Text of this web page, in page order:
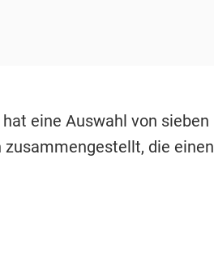
eine Auswahl von sieben
zusammengestellt, die einen